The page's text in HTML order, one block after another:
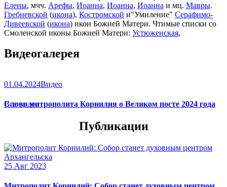
Елены, мчч. Арефы, Иоанна, Иоанна, Иоанна и мц. Мавры.
Гребневской (икона), Костромской и"Умиление" Серафимо-
Дивеевской (икона) икон Божией Матери. Чтимые списки со
Смоленской иконы Божией Матери: Устюженская,
(икона),Игрицкая,Шуйская
Сергиевская(в Троице-Сергиевой Лавре).
Видеогалерея
01.04.2024Видео
Слово митрополита Корнилия о Великом посте 2024 года
Все видео
Публикации
25 Авг 2023